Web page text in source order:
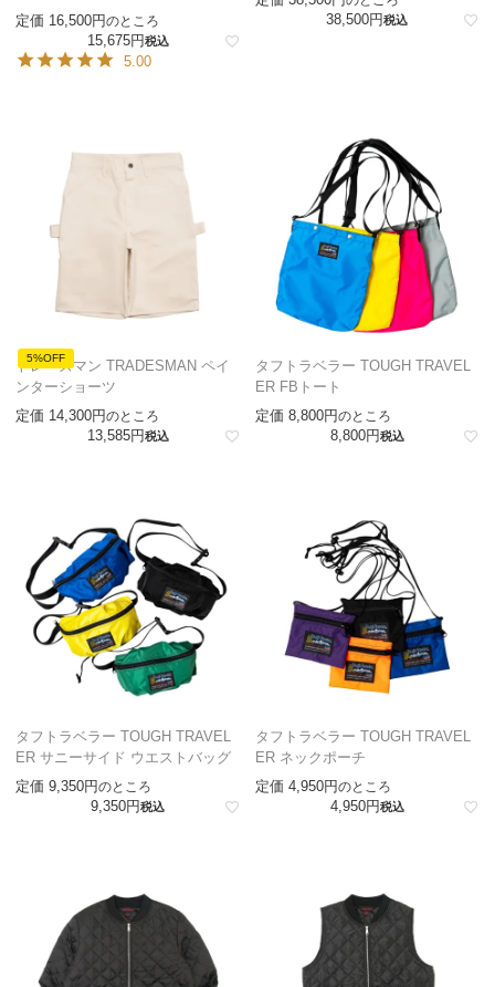
定価 16,500 のところ
15,675 税込
5.00
38,500 税込
5%OFF
トレーズマン TRADESMAN ペイ
ンターショーツ
定価 14,300 のところ
13,585 税込
タフトラベラー TOUGH TRAVEL
ER FBトート
定価 8,800 のところ
8,800 税込
タフトラベラー TOUGH TRAVEL
ER サニーサイド ウエストバッグ
定価 9,350 のところ
9,350 税込
タフトラベラー TOUGH TRAVEL
ER ネックポーチ
定価 4,950 のところ
4,950 税込